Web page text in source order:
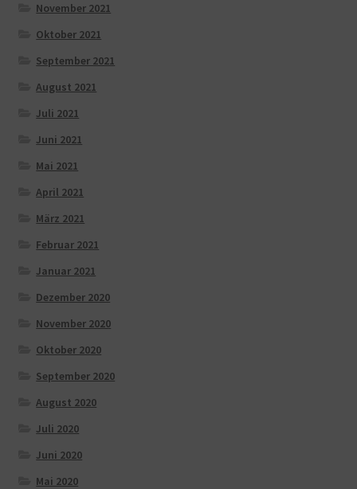
November 2021
Oktober 2021
September 2021
August 2021
Juli 2021
Juni 2021
Mai 2021
April 2021
März 2021
Februar 2021
Januar 2021
Dezember 2020
November 2020
Oktober 2020
September 2020
August 2020
Juli 2020
Juni 2020
Mai 2020